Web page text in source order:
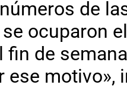
de
ocuparon
fin de
ese motivo»,